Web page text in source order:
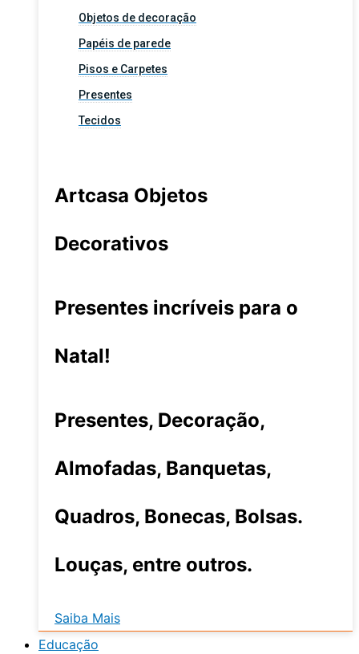
Objetos de decoração
Papéis de parede
Pisos e Carpetes
Presentes
Tecidos
Artcasa Objetos
Decorativos
Presentes incríveis para o
Natal!
Presentes, Decoração,
Almofadas, Banquetas,
Quadros, Bonecas, Bolsas.
Louças, entre outros.
Saiba Mais
Educação